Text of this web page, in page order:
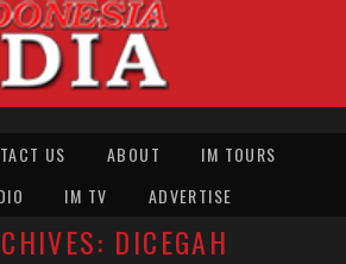
US ABOUT
IM TOURS
IM TV ADVERTISE
DICEGAH